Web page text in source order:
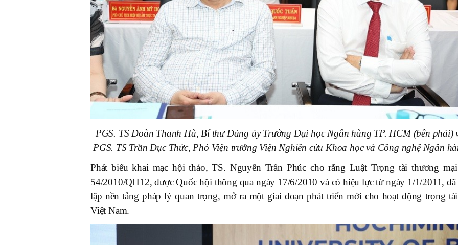
PGS. TS Đoàn Thanh Hà, Bí thư Đảng ủy Trường Đại học Ngân hàng TP. HCM (bên phải)
PGS. TS Trần Dục Thức, Phó Viện trưởng Viện Nghiên cứu Khoa học và Công nghệ Ngân
Phát biểu khai mạc hội thảo, TS. Nguyễn Trần Phúc cho rằng Luật Trọng tài thương
54/2010/QH12, được Quốc hội thông qua ngày 17/6/2010 và có hiệu lực từ ngày 1/1/2011, đã
lập nền tảng pháp lý quan trọng, mở ra một giai đoạn phát triển mới cho hoạt động trọng
Việt Nam.